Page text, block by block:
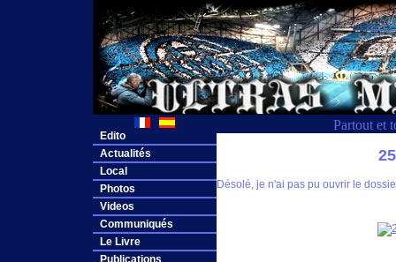
Partout et
Edito
Actualités
Local
Photos
Videos
Communiqués
Le Livre
Publications
Désolé, je n'ai pas pu ouvrir le